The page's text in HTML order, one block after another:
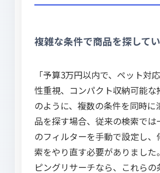
複雑な条件で商品を探して
「予算3万円以内で、ペット対
性重視、コンパクト収納可能な
のように、複数の条件を同時に
品を探す場合、従来の検索では
のフィルターを手動で設定し、
索をやり直す必要がありました
ピングリサーチなら、これらの